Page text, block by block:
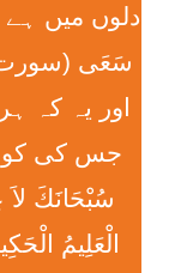
دلوں میں ہے
اور یہ کہ
جس کی
سُبْحَانَكَ لاَ
الْعَلِيمُ